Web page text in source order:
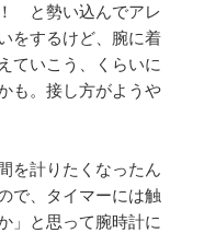
と勢い込んでアレ
をするけど、腕に着
ていこう、くらいに
も。接し方がようや
を計りたくなったん
で、タイマーには触
」と思って腕時計に